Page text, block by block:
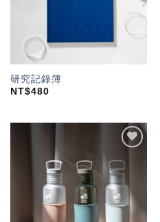
研究記錄簿
NT$480
「願
單」